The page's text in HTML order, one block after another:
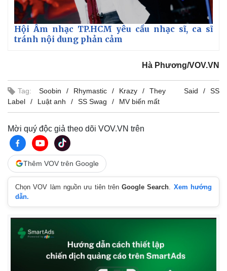
Bất động sản
Khởi nghiệp
Giá vàng
Tiêu dùng
Tỷ giá
Hội Âm nhạc TP.HCM yêu cầu nhạc sĩ, ca sĩ
tránh nội dung phản cảm
Hà Phương/VOV.VN
Tag: Soobin Rhymastic Krazy They Said
SS
Label
Luật anh SS Swag MV biến mất
Mời quý độc giả theo dõi VOV.VN trên
Thêm VOV trên Google
Chọn VOV làm nguồn ưu tiên trênGoogle Search
Xem hướng
dẫn.